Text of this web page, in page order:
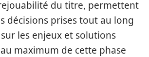
du titre, permettent
décisions prises tout au long
les enjeux et solutions
maximum de cette phase